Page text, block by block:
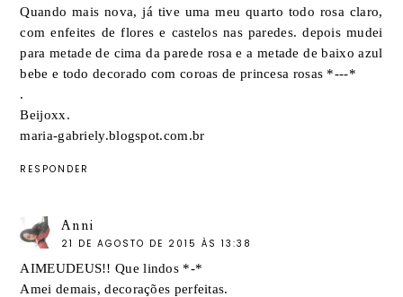
Quando mais nova, já tive uma meu quarto todo rosa claro,
com enfeites de flores e castelos nas paredes. depois mudei
para metade de cima da parede rosa e a metade de baixo azul
bebe e todo decorado com coroas de princesa rosas *---*
.
Beijoxx.
maria-gabriely.blogspot.com.br
RESPONDER
Anni
21 DE AGOSTO DE 2015 ÀS 13:38
AIMEUDEUS!! Que lindos *-*
Amei demais, decorações perfeitas.